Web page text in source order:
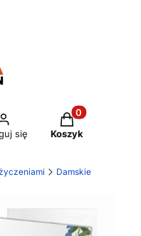
się
Produkty w
Koszyk
Damskie